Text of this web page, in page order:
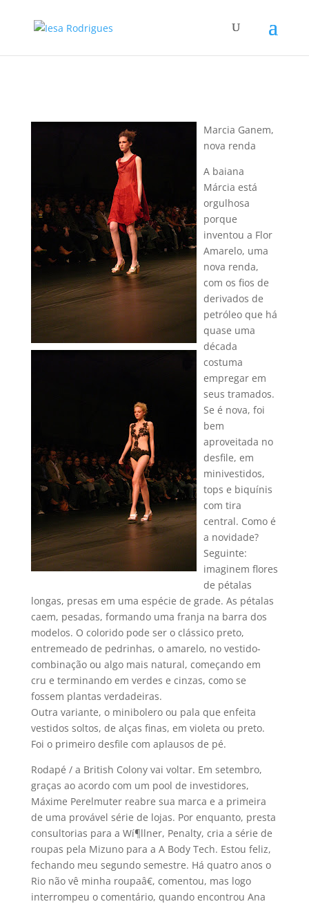
Marcia Ganem,
nova renda
A baiana
Márcia está
orgulhosa
porque
inventou a Flor
Amarelo, uma
nova renda,
com os fios de
derivados de
petróleo que há
quase uma
década
costuma
empregar em
seus tramados.
Se é nova, foi
bem
aproveitada no
desfile, em
minivestidos,
tops e biquí­nis
com tira
central. Como é
a novidade?
Seguinte:
imaginem flores
de pétalas
longas, presas em uma espécie de grade. As pétalas
caem, pesadas, formando uma franja na barra dos
modelos. O colorido pode ser o clássico preto,
entremeado de pedrinhas, o amarelo, no vestido-
combinação ou algo mais natural, começando em
cru e terminando em verdes e cinzas, como se
fossem plantas verdadeiras.
Outra variante, o minibolero ou pala que enfeita
vestidos soltos, de alças finas, em violeta ou preto.
Foi o primeiro desfile com aplausos de pé.
Rodapé / a British Colony vai voltar. Em setembro,
graças ao acordo com um pool de investidores,
Máxime Perelmuter reabre sua marca e a primeira
de uma provável série de lojas. Por enquanto, presta
consultorias para a Wí¶llner, Penalty, cria a série de
roupas pela Mizuno para a A Body Tech. Estou feliz,
fechando meu segundo semestre. Há quatro anos o
Rio não vê minha roupaâ€, comentou, mas logo
interrompeu o comentário, quando encontrou Ana